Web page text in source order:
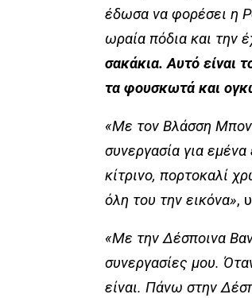
έδωσα να φορέσει η
ωραία πόδια και την
σακάκια. Αυτό είναι
τα φουσκωτά και
«Με τον Βλάσση
συνεργασία για
κίτρινο, πορτοκαλί
όλη του την εικόνα»,
«Με την Δέσποινα
συνεργασίες μου.
είναι. Πάνω στην